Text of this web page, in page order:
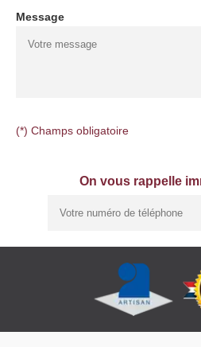
Message
(*) Champs obligatoire
On vous rappelle